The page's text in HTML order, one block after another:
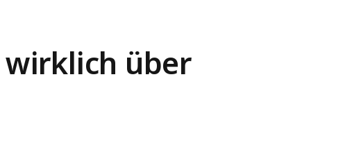
wirklich über